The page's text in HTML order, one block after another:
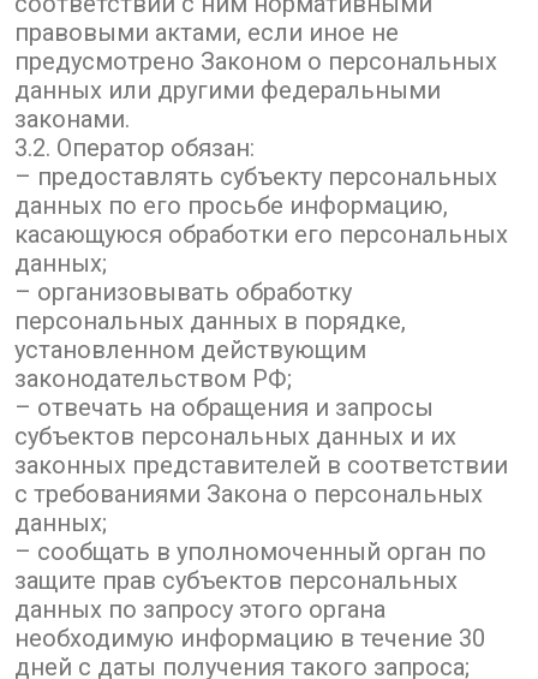
правовыми актами, если иное не
предусмотрено Законом о персональных
данных или другими федеральными
законами.
3.2. Оператор обязан:
– предоставлять субъекту персональных
данных по его просьбе информацию,
касающуюся обработки его персональных
данных;
– организовывать обработку
персональных данных в порядке,
установленном действующим
законодательством РФ;
– отвечать на обращения и запросы
субъектов персональных данных и их
законных представителей в соответствии
с требованиями Закона о персональных
данных;
– сообщать в уполномоченный орган по
защите прав субъектов персональных
данных по запросу этого органа
необходимую информацию в течение 30
дней с даты получения такого запроса;